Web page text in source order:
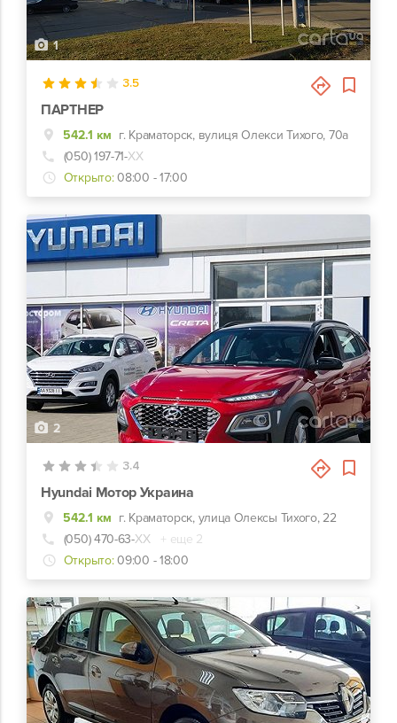
1
3.5
ПАРТНЕР
542.1 км г. Краматорск, вулиця Олекси Тихого, 70а
(050) 197-71-ХХ
Открыто: 08:00 - 17:00
2
3.4
Hyundai Мотор Украина
542.1 км г. Краматорск, улица Олексы Тихого, 22
(050) 470-63-ХХ
+ еще 2
Открыто: 09:00 - 18:00